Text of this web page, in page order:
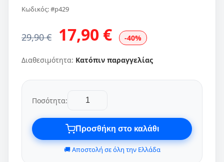
Κωδικός: #p429
29,90 € 17,90 € -40%
Διαθεσιμότητα: Κατόπιν παραγγελίας
Ποσότητα:
Προσθήκη στο καλάθι
🚚 Αποστολή σε όλη την Ελλάδα